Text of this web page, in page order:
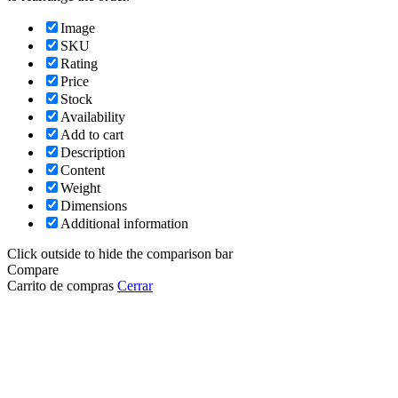
Image
SKU
Rating
Price
Stock
Availability
Add to cart
Description
Content
Weight
Dimensions
Additional information
Click outside to hide the comparison bar
Compare
Carrito de compras Cerrar